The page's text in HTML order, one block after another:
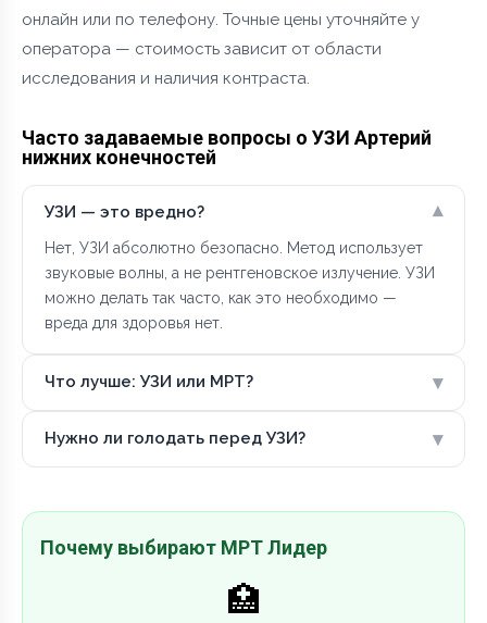
онлайн или по телефону. Точные цены уточняйте у
оператора — стоимость зависит от области
исследования и наличия контраста.
Часто задаваемые вопросы о УЗИ Артерий
нижних конечностей
УЗИ — это вредно? ▾
Нет, УЗИ абсолютно безопасно. Метод использует
звуковые волны, а не рентгеновское излучение. УЗИ
можно делать так часто, как это необходимо —
вреда для здоровья нет.
Что лучше: УЗИ или МРТ? ▾
Нужно ли голодать перед УЗИ? ▾
Почему выбирают МРТ Лидер
🏥